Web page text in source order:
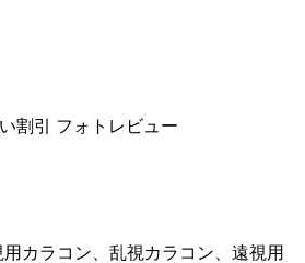
割引 フォトレビュー
用カラコン、乱視カラコン、遠視用